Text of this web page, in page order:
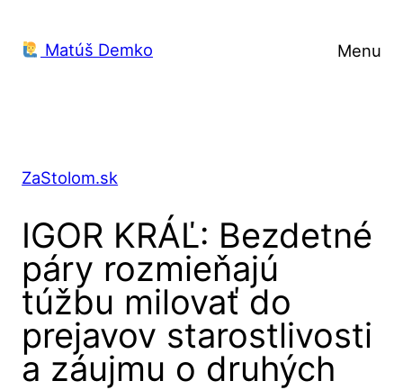
na
Matúš Demko Menu
ZaStolom.sk
IGOR KRÁĽ: Bezdetné
páry rozmieňajú
túžbu milovať do
prejavov starostlivosti
a záujmu o druhých